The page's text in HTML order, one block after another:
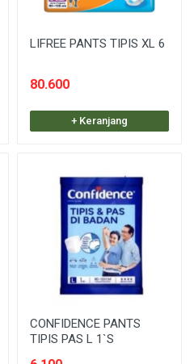
LIFREE PANTS TIPIS XL 6
80.600
+ Keranjang
CONFIDENCE PANTS
TIPIS PAS L 1`S